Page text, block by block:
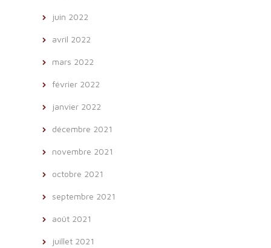
juin 2022
avril 2022
mars 2022
février 2022
janvier 2022
décembre 2021
novembre 2021
octobre 2021
septembre 2021
août 2021
juillet 2021